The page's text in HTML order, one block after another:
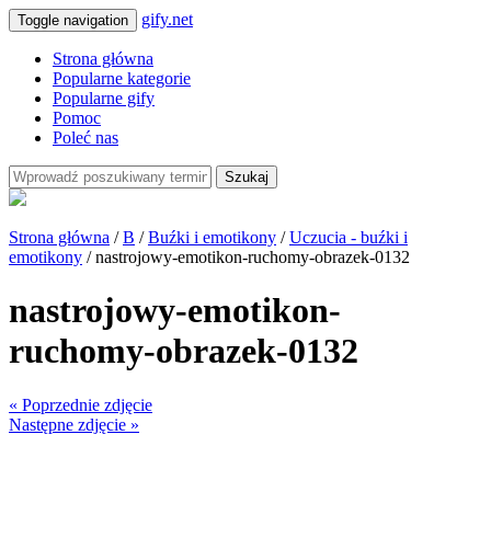
Toggle navigation gify.net
Strona główna
Popularne kategorie
Popularne gify
Pomoc
Poleć nas
Szukaj
Strona główna /B /Buźki i emotikony /Uczucia - buźki i
emotikony / nastrojowy-emotikon-ruchomy-obrazek-0132
nastrojowy-emotikon-
ruchomy-obrazek-0132
« Poprzednie zdjęcie
Następne zdjęcie »